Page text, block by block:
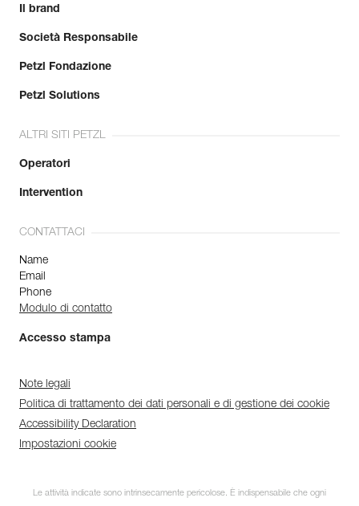
Il brand
Società Responsabile
Petzl Fondazione
Petzl Solutions
ALTRI SITI PETZL
Operatori
Intervention
CONTATTACI
Name
Email
Phone
Modulo di contatto
Accesso stampa
Note legali
Politica di trattamento dei dati personali e di gestione dei cookie
Accessibility Declaration
Impostazioni cookie
Le attività indicate sono intrinsecamente pericolose. È indispensabile che ogni